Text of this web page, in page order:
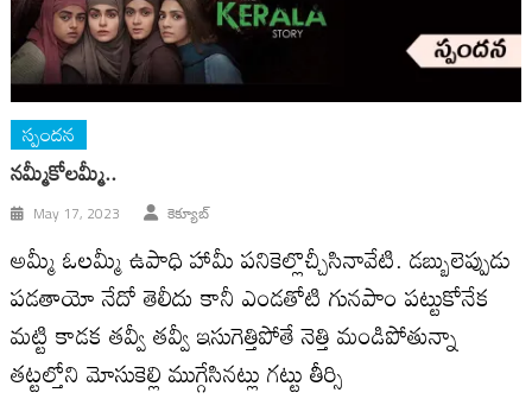
స్పందన
నమ్మీకోలమ్మీ..
May 17, 2023 కెక్యూబ్
అమ్మీ ఓలమ్మీ ఉపాధి హామీ పనికెల్లొచ్చీసినావేటి. డబ్బులెప్పుడు
పడతాయో నేదో తెలీదు కానీ ఎండతోటి గునపాం పట్టుకోనేక
మట్టి కాడక తవ్వీ తవ్వీ ఇసుగెత్తిపోతే‌ నెత్తి మండిపోతున్నా
తట్టల్తోని మోసుకెల్లి ముగ్గేసినట్లు గట్టు తీర్సి